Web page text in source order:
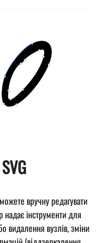
вручну редагувати
надає інструменти для
видалення вузлів, зміни